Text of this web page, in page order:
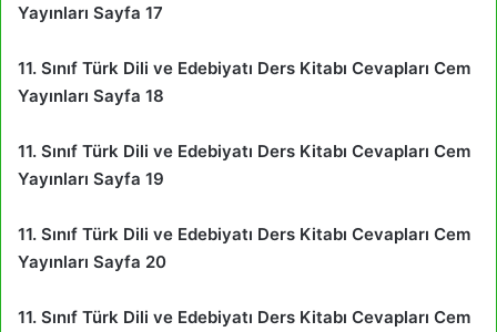
Yayınları Sayfa 17
11. Sınıf Türk Dili ve Edebiyatı Ders Kitabı Cevapları Cem
Yayınları Sayfa 18
11. Sınıf Türk Dili ve Edebiyatı Ders Kitabı Cevapları Cem
Yayınları Sayfa 19
11. Sınıf Türk Dili ve Edebiyatı Ders Kitabı Cevapları Cem
Yayınları Sayfa 20
11. Sınıf Türk Dili ve Edebiyatı Ders Kitabı Cevapları Cem